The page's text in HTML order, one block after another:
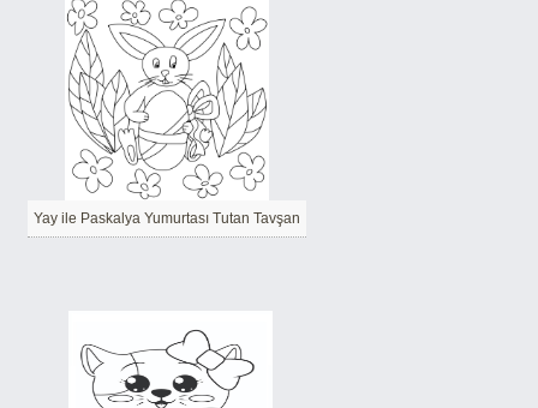
Yay ile Paskalya Yumurtası Tutan Tavşan